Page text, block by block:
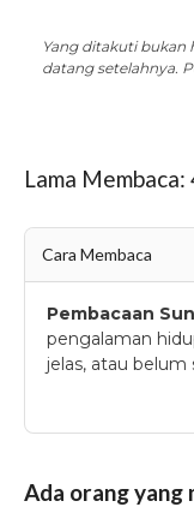
Yang ditakuti bukan
datang setelahnya.
Lama Membaca:
Cara Membaca
Pembacaan
pengalaman
jelas, atau belum
Ada orang yang